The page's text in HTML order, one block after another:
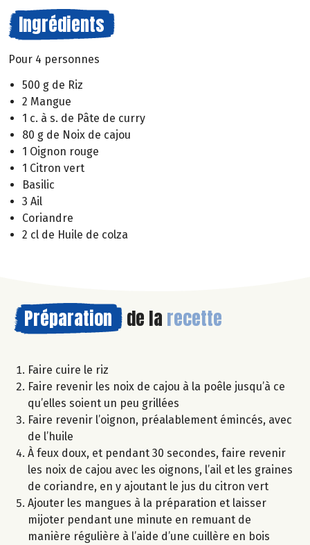
Ingrédients
Pour 4 personnes
500 g de Riz
2 Mangue
1 c. à s. de Pâte de curry
80 g de Noix de cajou
1 Oignon rouge
1 Citron vert
Basilic
3 Ail
Coriandre
2 cl de Huile de colza
Préparation de la recette
Faire cuire le riz
Faire revenir les noix de cajou à la poêle jusqu’à ce
qu’elles soient un peu grillées
Faire revenir l’oignon, préalablement émincés, avec
de l’huile
À feux doux, et pendant 30 secondes, faire revenir
les noix de cajou avec les oignons, l’ail et les graines
de coriandre, en y ajoutant le jus du citron vert
Ajouter les mangues à la préparation et laisser
mijoter pendant une minute en remuant de
manière régulière à l’aide d’une cuillère en bois